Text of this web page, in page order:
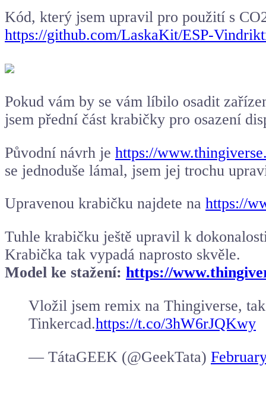
Kód, který jsem upravil pro použití s
https://github.com/LaskaKit/ESP-
Pokud vám by se vám líbilo osadit
jsem přední část krabičky pro osazení
Původní návrh je https://
se jednoduše lámal, jsem jej trochu
Upravenou krabičku najdete na https://
Tuhle krabičku ještě upravil k
Krabička tak vypadá naprosto skvěle.
Model ke stažení: https://
Vložil jsem remix na Thingiverse,
Tinkercad.https://t.co/3hW6rJQKwy
— TátaGEEK (@GeekTata)